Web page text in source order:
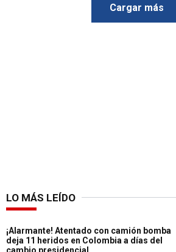
Cargar más
LO MÁS LEÍDO
¡Alarmante! Atentado con camión bomba
deja 11 heridos en Colombia a días del